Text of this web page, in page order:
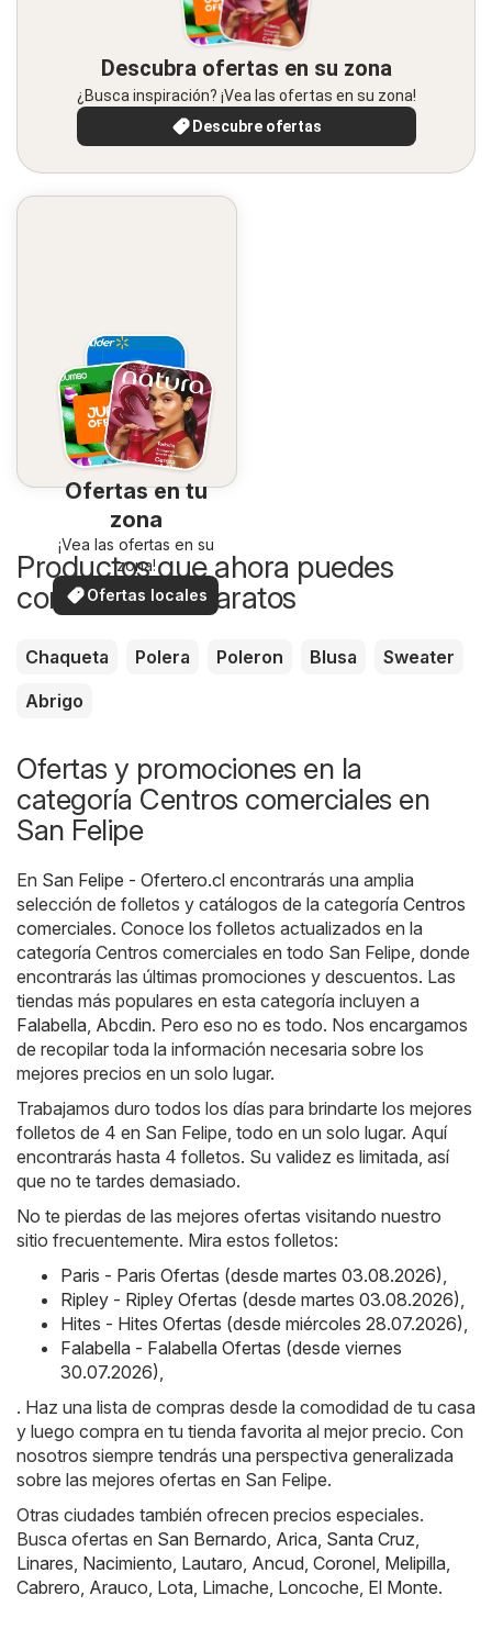
Descubra ofertas en su zona
¿Busca inspiración? ¡Vea las ofertas en su zona!
Descubre ofertas
Ofertas en tu
zona
¡Vea las ofertas en su
zona!
Ofertas locales
Productos que ahora puedes
comprar más baratos
Chaqueta Polera Poleron Blusa
Sweater
Abrigo
Ofertas y promociones en la
categoría Centros comerciales en
San Felipe
En San Felipe - Ofertero.cl encontrarás una amplia
selección de folletos y catálogos de la categoría Centros
comerciales. Conoce los folletos actualizados en la
categoría Centros comerciales en todo San Felipe, donde
encontrarás las últimas promociones y descuentos. Las
tiendas más populares en esta categoría incluyen a
Falabella Abcdin. Pero eso no es todo. Nos encargamos
de recopilar toda la información necesaria sobre los
mejores precios en un solo lugar.
Trabajamos duro todos los días para brindarte los mejores
folletos de 4 en San Felipe, todo en un solo lugar. Aquí
encontrarás hasta 4 folletos. Su validez es limitada, así
que no te tardes demasiado.
No te pierdas de las mejores ofertas visitando nuestro
sitio frecuentemente. Mira estos folletos:
Paris - Paris Ofertas (desde martes 03.08.2026)
Ripley - Ripley Ofertas (desde martes 03.08.2026)
Hites - Hites Ofertas (desde miércoles 28.07.2026)
Falabella - Falabella Ofertas (desde viernes
30.07.2026)
. Haz una lista de compras desde la comodidad de tu casa
y luego compra en tu tienda favorita al mejor precio. Con
nosotros siempre tendrás una perspectiva generalizada
sobre las mejores ofertas en San Felipe.
Otras ciudades también ofrecen precios especiales.
Busca ofertas en San Bernardo Arica Santa Cruz
Linares Nacimiento Lautaro Ancud Coronel Melipilla
Cabrero Arauco Lota Limache Loncoche El Monte.